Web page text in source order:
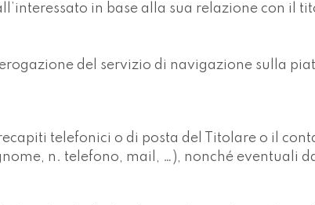
in base alla sua relazione con il
del servizio di navigazione sulla
telefonici o di posta del Titolare o il
n. telefono, mail, …), nonché eventuali